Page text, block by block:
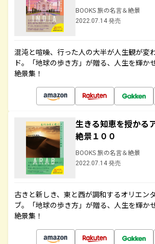
BOOKS 旅の名言＆絶景
2022.07.14 発売
混沌と喧噪、行った人の大半が人生観が変
ド。「地球の歩き方」が贈る、人生を輝か
絶景集！
生きる知恵を授かる
絶景１００
BOOKS 旅の名言＆絶景
2022.07.14 発売
古きと新しき、東と西が調和するオリエン
ブ。「地球の歩き方」が贈る、人生を輝か
絶景集！